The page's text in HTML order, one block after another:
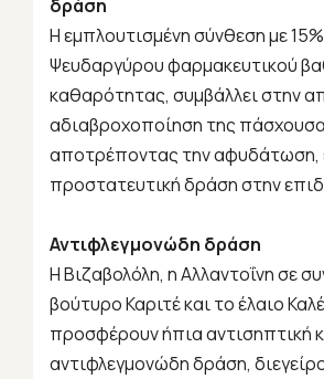
δράση
Η εμπλουτισμένη σύνθεση με
Ψευδαργύρου φαρμακευτικού
καθαρότητας, συμβάλλει στην
αδιαβροχοποίηση της
αποτρέποντας την αφυδάτωση,
προστατευτική δράση στην
Αντιφλεγμονώδη δράση
Η Βιζαβολόλη, η Αλλαντοΐνη σε
βούτυρο Καριτέ και το έλαιο
προσφέρουν ήπια αντισηπτική
αντιφλεγμονώδη δράση,